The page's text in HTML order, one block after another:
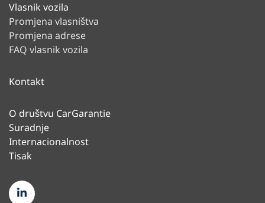
Vlasnik vozila
Promjena vlasništva
Promjena adrese
FAQ vlasnik vozila
Kontakt
O društvu CarGarantie
Suradnje
Internacionalnost
Tisak